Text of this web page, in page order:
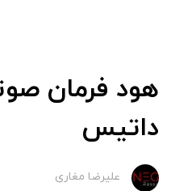
داتیس
علیرضا مغاری